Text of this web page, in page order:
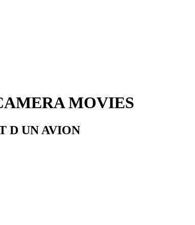
MOVIES
D UN AVION